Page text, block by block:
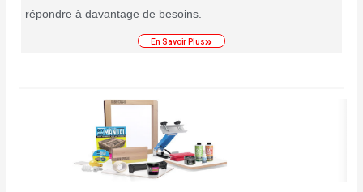
répondre à davantage de besoins.
En Savoir Plus